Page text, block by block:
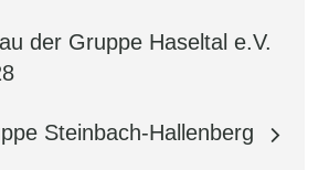
der Gruppe Haseltal e.V.
Steinbach-Hallenberg